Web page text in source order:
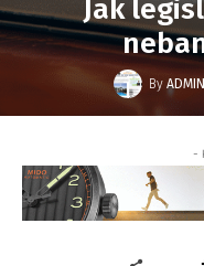
Jak
By ADMIN
-